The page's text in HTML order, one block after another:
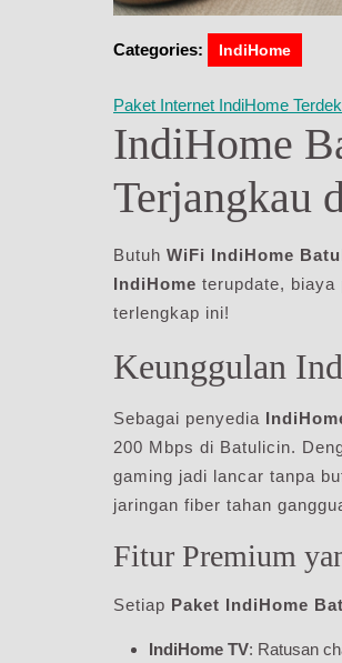
Categories: IndiHome
Paket Internet IndiHome
IndiHome
Terjangkau
Butuh WiFi IndiHome
IndiHome terupdate, biaya
terlengkap ini!
Keunggulan
Sebagai penyedia
200 Mbps di Batulicin.
gaming jadi lancar tanpa
jaringan fiber tahan
Fitur Premium
Setiap Paket IndiHome
IndiHome TV: Ratusan